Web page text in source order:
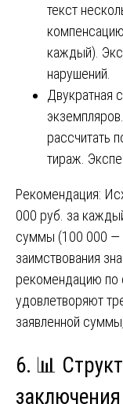
текст
каждый).
нарушений.
Двукратная
рассчитать
тираж.
Рекомендация:
000 руб. за
суммы (100 000 —
заимствования
рекомендацию
удовлетворяют
заявленной
6. 📊